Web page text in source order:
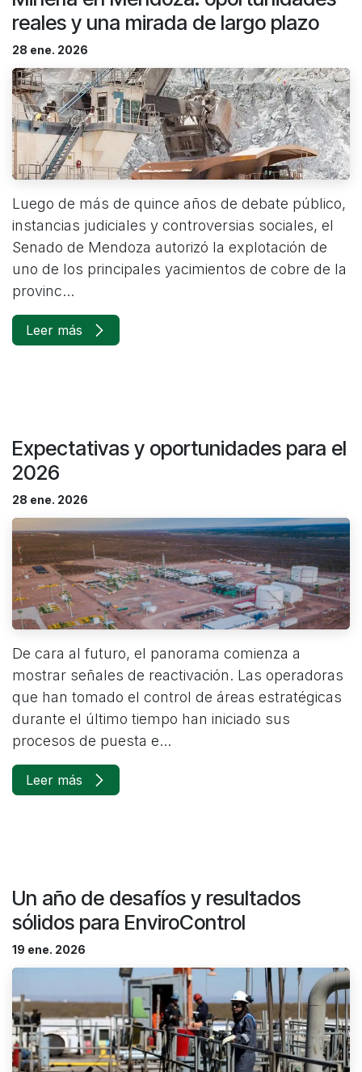
reales y una mirada de largo plazo
28 ene. 2026
Luego de más de quince años de debate público,
instancias judiciales y controversias sociales, el
Senado de Mendoza autorizó la explotación de
uno de los principales yacimientos de cobre de la
provinc...
Leer más
Expectativas y oportunidades para el
2026
28 ene. 2026
De cara al futuro, el panorama comienza a
mostrar señales de reactivación. Las operadoras
que han tomado el control de áreas estratégicas
durante el último tiempo han iniciado sus
procesos de puesta e...
Leer más
Un año de desafíos y resultados
sólidos para EnviroControl
19 ene. 2026